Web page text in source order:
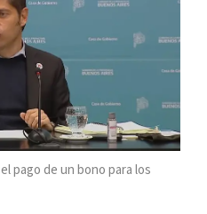
pago de un bono para los